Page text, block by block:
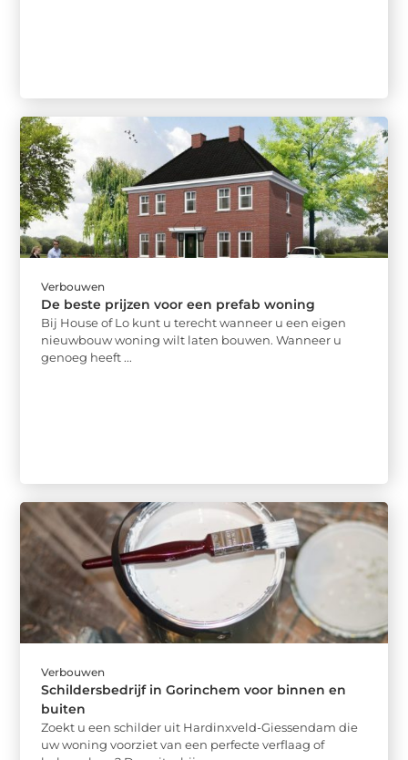
Verbouwen
De beste prijzen voor een prefab woning
Bij House of Lo kunt u terecht wanneer u een eigen
nieuwbouw woning wilt laten bouwen. Wanneer u
genoeg heeft ...
Verbouwen
Schildersbedrijf in Gorinchem voor binnen en
buiten
Zoekt u een schilder uit Hardinxveld-Giessendam die
uw woning voorziet van een perfecte verflaag of